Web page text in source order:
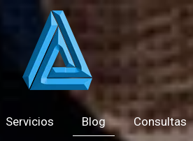
Servicios Blog Consultas